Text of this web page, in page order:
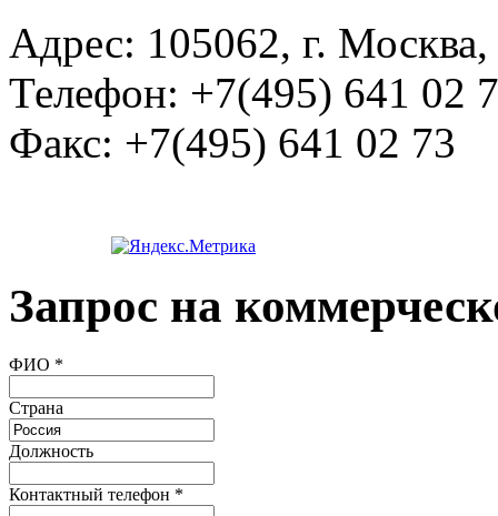
Адрес: 105062, г.
Телефон: +7(495) 641 02
Факс: +7(495) 641 02 73
Запрос на
ФИО *
Страна
Должность
Контактный телефон *